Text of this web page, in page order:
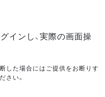
インし、実際の画面操
した場合にはご提供をお断りす
さい。